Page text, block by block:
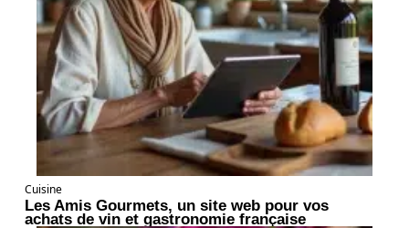
Cuisine
Les Amis Gourmets, un site web pour vos
achats de vin et gastronomie française